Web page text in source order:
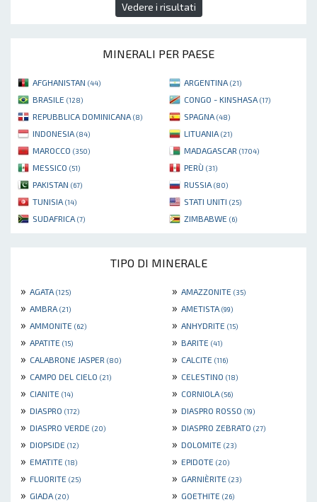
Vedere i risultati
MINERALI PER PAESE
AFGHANISTAN (44) ARGENTINA (21)
BRASILE (128) CONGO - KINSHASA (17)
REPUBBLICA DOMINICANA (8) SPAGNA (48)
INDONESIA (84) LITUANIA (21)
MAROCCO (350) MADAGASCAR (1704)
MESSICO (51) PERÙ (31)
PAKISTAN (67) RUSSIA (80)
TUNISIA (14) STATI UNITI (25)
SUDAFRICA (7) ZIMBABWE (6)
TIPO DI MINERALE
» AGATA (125) » AMAZZONITE (35)
» AMBRA (21) » AMETISTA (99)
» AMMONITE (62) » ANHYDRITE (15)
» APATITE (15) » BARITE (41)
» CALABRONE JASPER (80) » CALCITE (116)
» CAMPO DEL CIELO (21) » CELESTINO (18)
» CIANITE (14) » CORNIOLA (56)
» DIASPRO (172) » DIASPRO ROSSO (19)
» DIASPRO VERDE (20) » DIASPRO ZEBRATO (27)
» DIOPSIDE (12) » DOLOMITE (23)
» EMATITE (18) » EPIDOTE (20)
» FLUORITE (25) » GARNIÈRITE (23)
» GIADA (20) » GOETHITE (26)